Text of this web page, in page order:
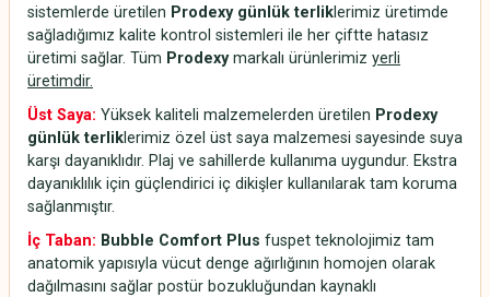
sistemlerde üretilen Prodexy günlük terliklerimiz üretimde
sağladığımız kalite kontrol sistemleri ile her çiftte hatasız
üretimi sağlar. Tüm Prodexymarkalı ürünlerimiz yerli
üretimdir.
Üst Saya: Yüksek kaliteli malzemelerden üretilen Prodexy
günlük terliklerimiz özel üst saya malzemesi sayesinde suya
karşı dayanıklıdır. Plaj ve sahillerde kullanıma uygundur. Ekstra
dayanıklılık için güçlendirici iç dikişler kullanılarak tam koruma
sağlanmıştır.
İç Taban: Bubble Comfort Plus fuspet teknolojimiz tam
anatomik yapısıyla vücut denge ağırlığının homojen olarak
dağılmasını sağlar postür bozukluğundan kaynaklı